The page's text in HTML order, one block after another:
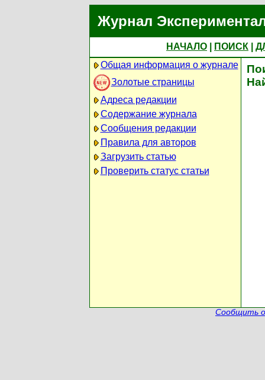
Журнал
НАЧАЛО ПОИСК
Общая информация о журнале
Золотые страницы
Адреса редакции
Содержание журнала
Сообщения редакции
Правила для авторов
Загрузить статью
Проверить статус статьи
Сообщить о